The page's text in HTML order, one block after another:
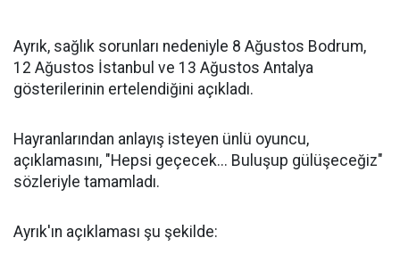
Ayrık, sağlık sorunları nedeniyle 8 Ağustos Bodrum,
12 Ağustos İstanbul ve 13 Ağustos Antalya
gösterilerinin ertelendiğini açıkladı.
Hayranlarından anlayış isteyen ünlü oyuncu,
açıklamasını, "Hepsi geçecek... Buluşup gülüşeceğiz"
sözleriyle tamamladı.
Ayrık'ın açıklaması şu şekilde: